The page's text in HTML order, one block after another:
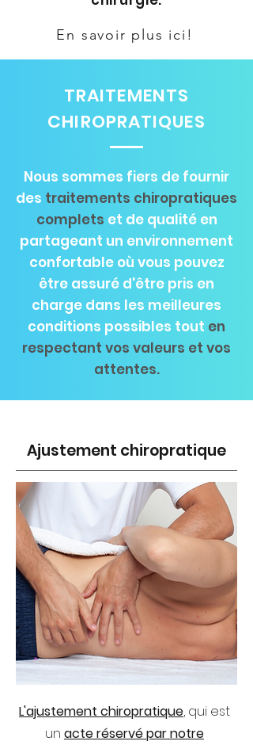
En savoir plus ici!
TRAITEMENTS
CHIROPRATIQUES
Nous sommes fiers de fournir
des traitements chiropratiques
complets et de qualité en
partageant un environnement
confortable où vous pouvez
être assuré d'être pris en
charge dans les meilleures
conditions possibles tout en
respectant vos valeurs et vos
attentes.
Ajustement chiropratique
L'ajustement chiropratique, qui est
un acte réservé par notre